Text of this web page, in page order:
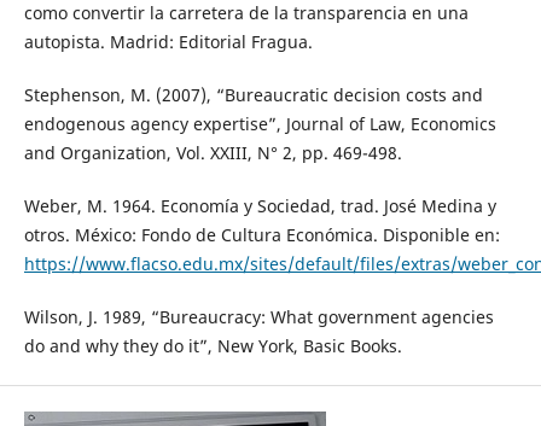
como convertir la carretera de la transparencia en una
autopista. Madrid: Editorial Fragua.
Stephenson, M. (2007), “Bureaucratic decision costs and
endogenous agency expertise”, Journal of Law, Economics
and Organization, Vol. XXIII, N° 2, pp. 469-498.
Weber, M. 1964. Economía y Sociedad, trad. José Medina y
otros. México: Fondo de Cultura Económica. Disponible en:
https://www.flacso.edu.mx/sites/default/files/extras/
Wilson, J. 1989, “Bureaucracy: What government agencies
do and why they do it”, New York, Basic Books.